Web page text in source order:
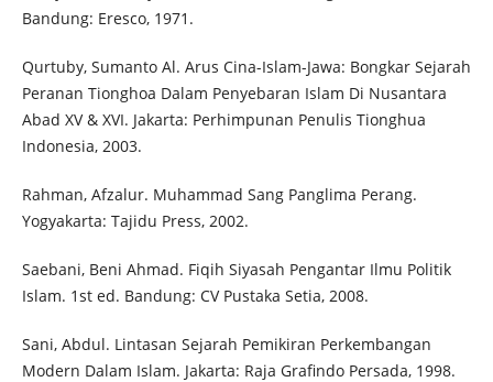
Bandung: Eresco, 1971.
Qurtuby, Sumanto Al. Arus Cina-Islam-Jawa: Bongkar Sejarah
Peranan Tionghoa Dalam Penyebaran Islam Di Nusantara
Abad XV & XVI. Jakarta: Perhimpunan Penulis Tionghua
Indonesia, 2003.
Rahman, Afzalur. Muhammad Sang Panglima Perang.
Yogyakarta: Tajidu Press, 2002.
Saebani, Beni Ahmad. Fiqih Siyasah Pengantar Ilmu Politik
Islam. 1st ed. Bandung: CV Pustaka Setia, 2008.
Sani, Abdul. Lintasan Sejarah Pemikiran Perkembangan
Modern Dalam Islam. Jakarta: Raja Grafindo Persada, 1998.